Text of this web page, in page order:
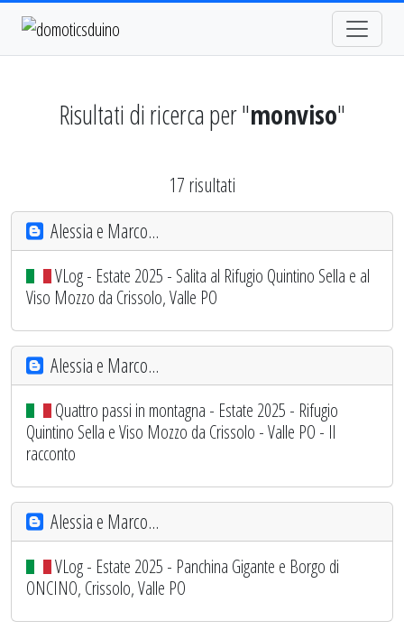
Risultati di ricerca per "monviso"
17 risultati
Alessia e Marco...
VLog - Estate 2025 - Salita al Rifugio Quintino Sella e al
Viso Mozzo da Crissolo, Valle PO
Alessia e Marco...
Quattro passi in montagna - Estate 2025 - Rifugio
Quintino Sella e Viso Mozzo da Crissolo - Valle PO - Il
racconto
Alessia e Marco...
VLog - Estate 2025 - Panchina Gigante e Borgo di
ONCINO, Crissolo, Valle PO